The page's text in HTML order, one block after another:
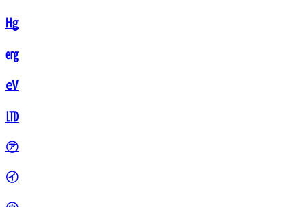
㋌
㋍
㋎
㋏
㋐
㋑